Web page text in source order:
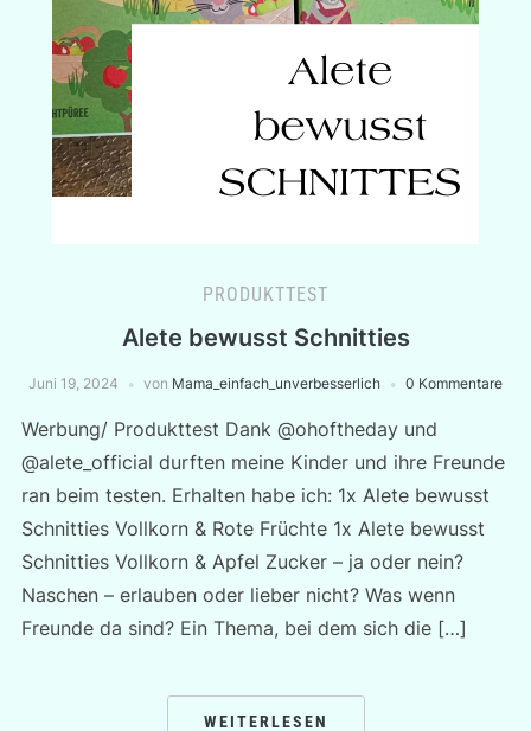
PRODUKTTEST
Alete bewusst Schnitties
Juni 19, 2024 von Mama_einfach_unverbesserlich 0 Kommentare
Werbung/ Produkttest Dank @ohoftheday und
@alete_official durften meine Kinder und ihre Freunde
ran beim testen. Erhalten habe ich: 1x Alete bewusst
Schnitties Vollkorn & Rote Früchte 1x Alete bewusst
Schnitties Vollkorn & Apfel Zucker – ja oder nein?
Naschen – erlauben oder lieber nicht? Was wenn
Freunde da sind? Ein Thema, bei dem sich die […]
WEITERLESEN